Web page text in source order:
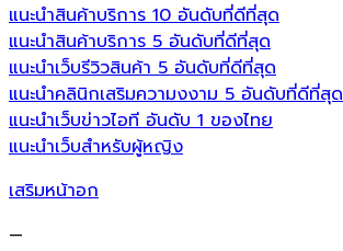
แนะนำสินค้าบริการ 10 อันดับที่ดีที่สุด
แนะนำสินค้าบริการ 5 อันดับที่ดีที่สุด
แนะนำเว็บรีวิวสินค้า 5 อันดับที่ดีที่สุด
แนะนำคลินิกเสริมความงงาม 5 อันดับที่ดีที่สุด
แนะนำเว็บข่าวไอที อันดับ 1 ของไทย
แนะนำเว็บสำหรับผู้หญิง
เสริมหน้าอก
—